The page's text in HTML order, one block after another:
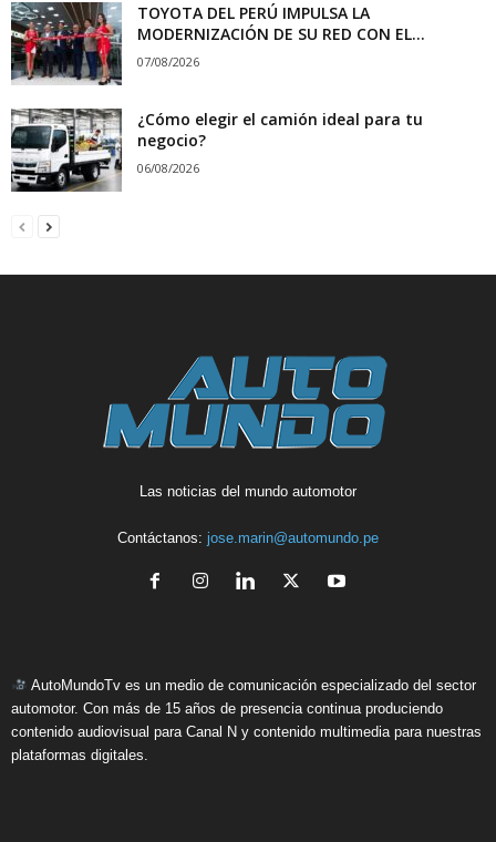
TOYOTA DEL PERÚ IMPULSA LA
MODERNIZACIÓN DE SU RED CON EL...
07/08/2026
¿Cómo elegir el camión ideal para tu
negocio?
06/08/2026
Las noticias del mundo automotor
Contáctanos: jose.marin@automundo.pe
AutoMundoTv es un medio de comunicación especializado del sector
automotor. Con más de 15 años de presencia continua produciendo
contenido audiovisual para Canal N y contenido multimedia para nuestras
plataformas digitales.